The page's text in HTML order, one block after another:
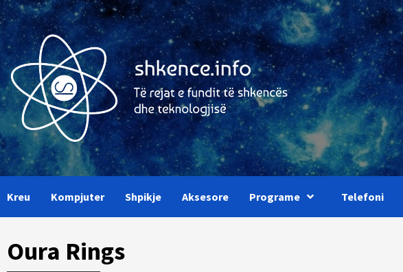
Skip
to
content
Kreu Kompjuter Shpikje Aksesore Programe Telefoni
Oura Rings